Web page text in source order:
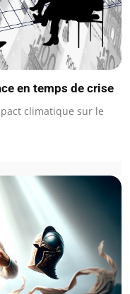
en temps de crise
climatique sur le